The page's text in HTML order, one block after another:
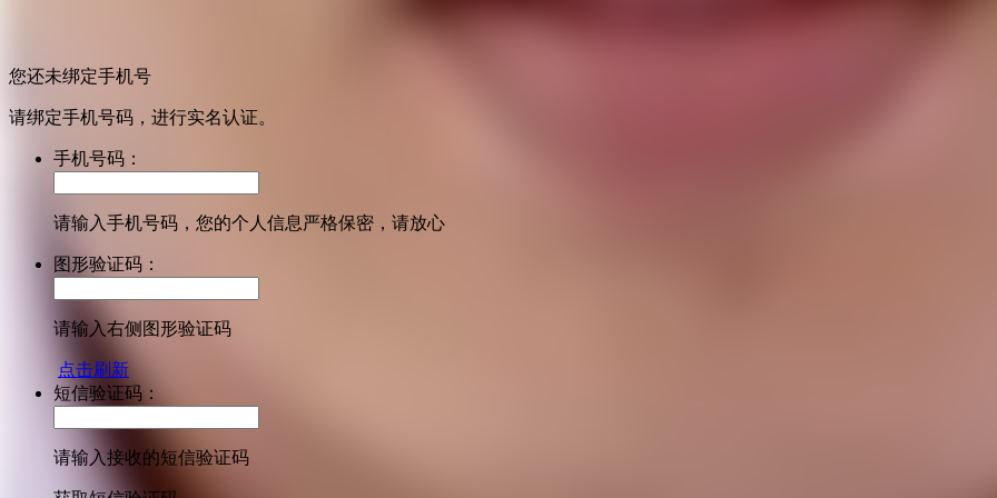
您还未绑定手机号
请绑定手机号码，进行实名认证。
手机号码：
请输入手机号码，您的个人信息严格保密，请放心
图形验证码：
请输入右侧图形验证码
点击刷新
短信验证码：
请输入接收的短信验证码